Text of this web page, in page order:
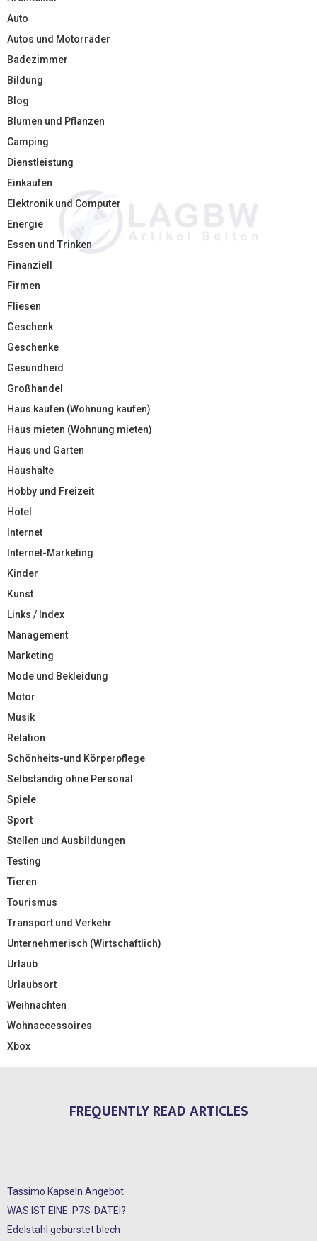
Auto
Autos und Motorräder
Badezimmer
Bildung
Blog
Blumen und Pflanzen
Camping
Dienstleistung
Einkaufen
Elektronik und Computer
Energie
Essen und Trinken
Finanziell
Firmen
Fliesen
Geschenk
Geschenke
Gesundheid
Großhandel
Haus kaufen (Wohnung kaufen)
Haus mieten (Wohnung mieten)
Haus und Garten
Haushalte
Hobby und Freizeit
Hotel
Internet
Internet-Marketing
Kinder
Kunst
Links / Index
Management
Marketing
Mode und Bekleidung
Motor
Musik
Relation
Schönheits-und Körperpflege
Selbständig ohne Personal
Spiele
Sport
Stellen und Ausbildungen
Testing
Tieren
Tourismus
Transport und Verkehr
Unternehmerisch (Wirtschaftlich)
Urlaub
Urlaubsort
Weihnachten
Wohnaccessoires
Xbox
FREQUENTLY READ ARTICLES
Tassimo Kapseln Angebot
WAS IST EINE .P7S-DATEI?
Edelstahl gebürstet blech